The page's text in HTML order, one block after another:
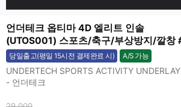
언더테크 옵티마 4D 엘리트 인솔
(UTOS001) 스포츠/축구/부상방지/깔창
당일출고(평일 15시전 결제완료 시) A/S 가능
가능
UNDERTECH SPORTS ACTIVITY
- 언더테크